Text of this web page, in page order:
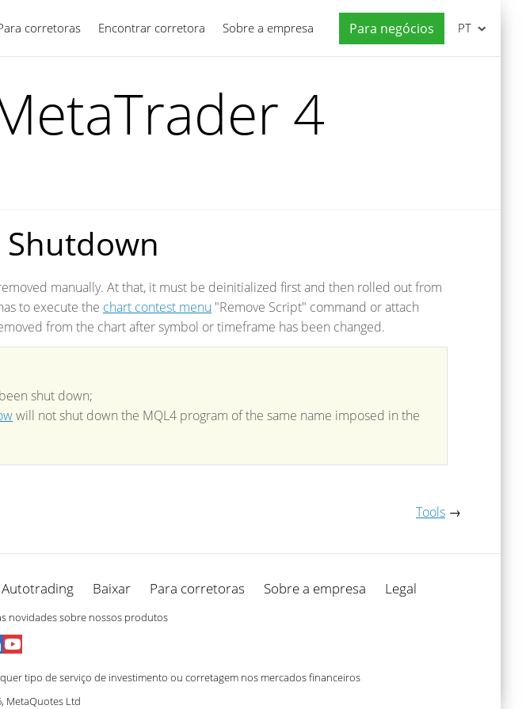
corretoras Encontrar corretora Sobre a empresa Para negócios
Português PT
4
Shutdown
manually. At that, it must be deinitialized first and then rolled out from
to execute the chart contest menu "Remove Script" command or attach
from the chart after symbol or timeframe has been changed.
shut down;
will not shut down the MQL4 program of the same name imposed in the
Tools →
Autotrading Baixar Para corretoras Sobre a empresa Legal
novidades sobre nossos produtos
tipo de serviço de investimento ou corretagem nos mercados financeiros
MetaQuotes Ltd